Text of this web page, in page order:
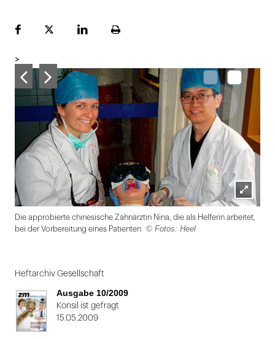
FacebookPlattformLinekdInSeite
>
Lightbox
öffnen
Die approbierte chinesische Zahnärztin Nina, die als Helferin arbeitet,
bei der Vorbereitung eines Patienten
© Fotos: Heel
1
von
2
Heftarchiv Gesellschaft
Ausgabe 10/2009
Konsil ist gefragt
15.05.2009